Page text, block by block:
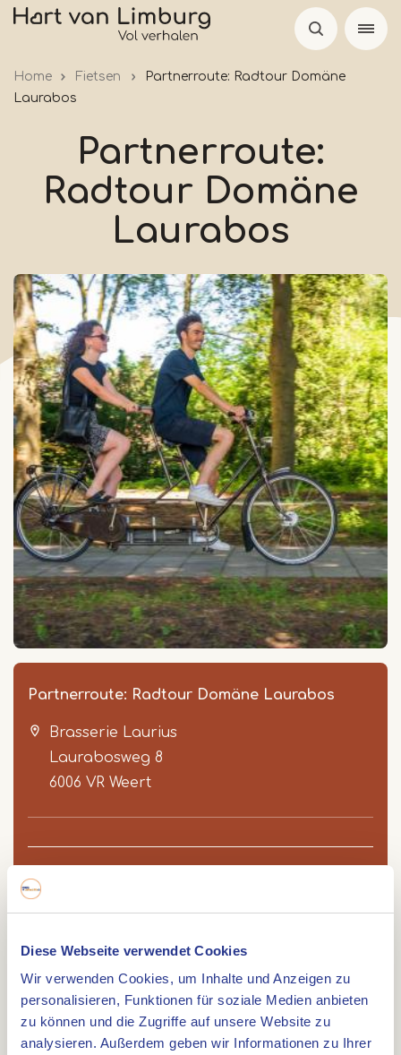
Diese Webseite verwendet Cookies
Wir verwenden Cookies, um Inhalte und Anzeigen zu
personalisieren, Funktionen für soziale Medien anbieten
zu können und die Zugriffe auf unsere Website zu
analysieren. Außerdem geben wir Informationen zu Ihrer
Skip
Home Fietsen
Partnerroute: Radtour Domäne
Laurabos
Partnerroute:
Radtour Domäne
Laurabos
Partnerroute: Radtour Domäne Laurabos
Brasserie Laurius
Laurabosweg 8
6006 VR Weert
Länge: 37,7 km. Radeln Sie durch die schönen
Landstriche der Gemeinde Weert!
Fahrradroute